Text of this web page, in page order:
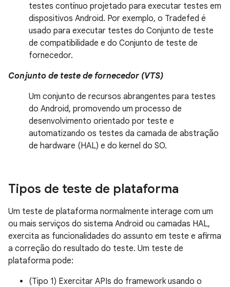
testes contínuo projetado para executar testes em
dispositivos Android. Por exemplo, o Tradefed é
usado para executar testes do Conjunto de teste
de compatibilidade e do Conjunto de teste de
fornecedor.
Conjunto de teste de fornecedor (VTS)
Um conjunto de recursos abrangentes para testes
do Android, promovendo um processo de
desenvolvimento orientado por teste e
automatizando os testes da camada de abstração
de hardware (HAL) e do kernel do SO.
Tipos de teste de plataforma
Um teste de plataforma normalmente interage com um
ou mais serviços do sistema Android ou camadas HAL,
exercita as funcionalidades do assunto em teste e afirma
a correção do resultado do teste. Um teste de
plataforma pode:
(Tipo 1) Exercitar APIs do framework usando o